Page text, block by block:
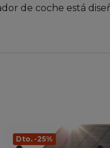
de coche está
Dto. -25%